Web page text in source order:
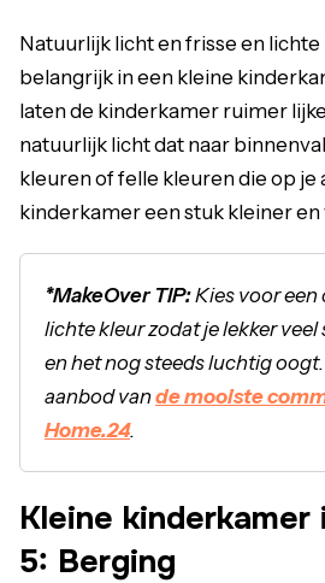
Natuurlijk licht en frisse en
belangrijk in een kleine
laten de kinderkamer ruimer
natuurlijk licht dat naar
kleuren of felle kleuren die op je
kinderkamer een stuk kleiner
*MakeOver TIP:Kies voor
lichte kleur zodat je lekker
en het nog steeds luchtig
aanbod vande mooiste
Home.24.
Kleine
5: Berging